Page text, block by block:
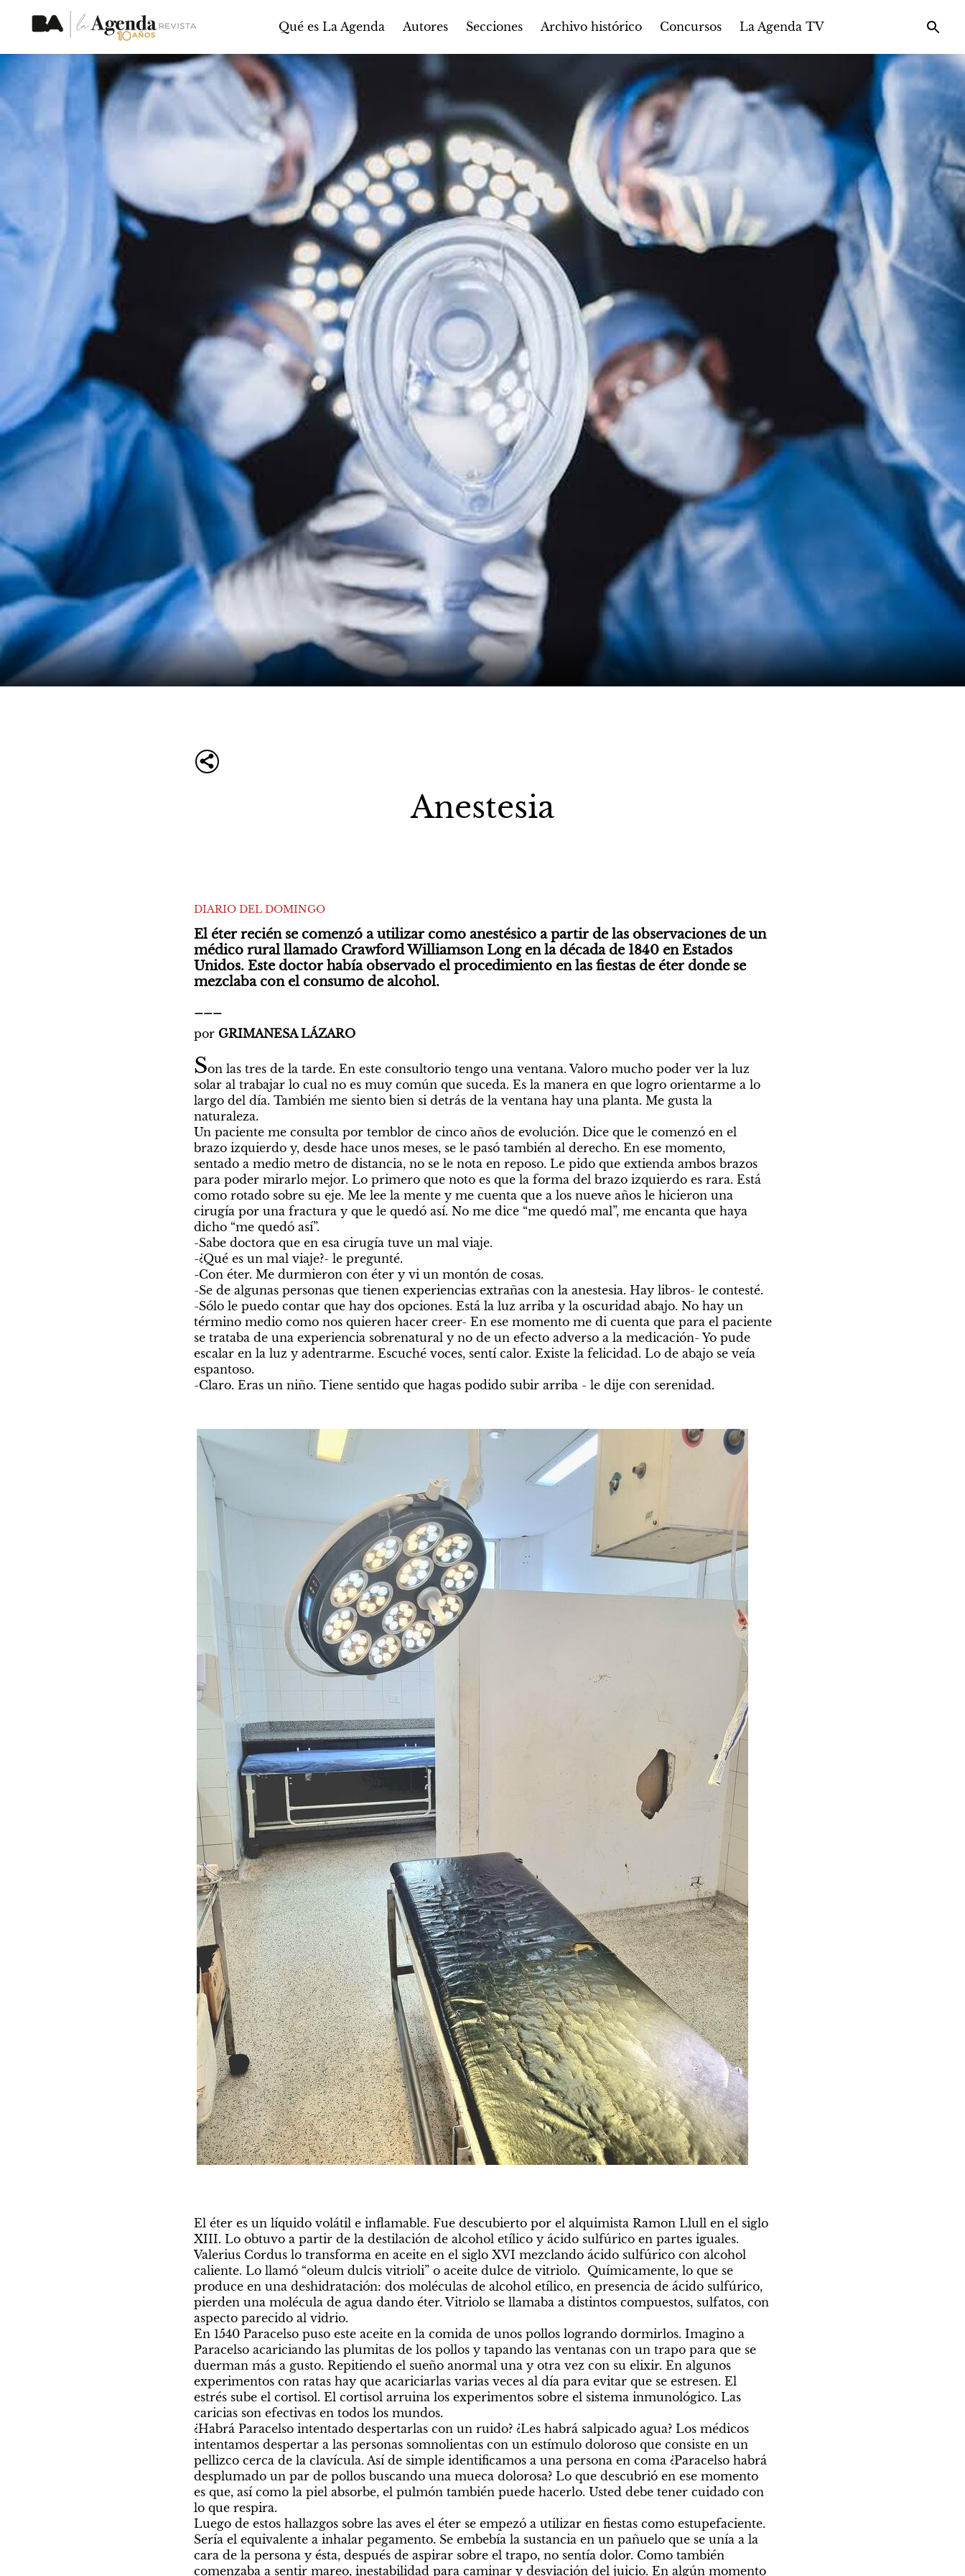
Qué es La Agenda Autores Secciones Archivo histórico Concursos La Agenda TV
Anestesia
DIARIO DEL DOMINGO
El éter recién se comenzó a utilizar como anestésico a partir de las observaciones de un
médico rural llamado Crawford Williamson Long en la década de 1840 en Estados
Unidos. Este doctor había observado el procedimiento en las fiestas de éter donde se
mezclaba con el consumo de alcohol.
por GRIMANESA LÁZARO
Son las tres de la tarde. En este consultorio tengo una ventana. Valoro mucho poder ver la luz
solar al trabajar lo cual no es muy común que suceda. Es la manera en que logro orientarme a lo
largo del día. También me siento bien si detrás de la ventana hay una planta. Me gusta la
naturaleza.
Un paciente me consulta por temblor de cinco años de evolución. Dice que le comenzó en el
brazo izquierdo y, desde hace unos meses, se le pasó también al derecho. En ese momento,
sentado a medio metro de distancia, no se le nota en reposo. Le pido que extienda ambos brazos
para poder mirarlo mejor. Lo primero que noto es que la forma del brazo izquierdo es rara. Está
como rotado sobre su eje. Me lee la mente y me cuenta que a los nueve años le hicieron una
cirugía por una fractura y que le quedó así. No me dice “me quedó mal”, me encanta que haya
dicho “me quedó así”.
-Sabe doctora que en esa cirugía tuve un mal viaje.
-¿Qué es un mal viaje?- le pregunté.
-Con éter. Me durmieron con éter y vi un montón de cosas.
-Se de algunas personas que tienen experiencias extrañas con la anestesia. Hay libros- le contesté.
-Sólo le puedo contar que hay dos opciones. Está la luz arriba y la oscuridad abajo. No hay un
término medio como nos quieren hacer creer- En ese momento me di cuenta que para el paciente
se trataba de una experiencia sobrenatural y no de un efecto adverso a la medicación- Yo pude
escalar en la luz y adentrarme. Escuché voces, sentí calor. Existe la felicidad. Lo de abajo se veía
espantoso.
-Claro. Eras un niño. Tiene sentido que hagas podido subir arriba - le dije con serenidad.
El éter es un líquido volátil e inflamable. Fue descubierto por el alquimista Ramon Llull en el siglo
XIII. Lo obtuvo a partir de la destilación de alcohol etílico y ácido sulfúrico en partes iguales.
Valerius Cordus lo transforma en aceite en el siglo XVI mezclando ácido sulfúrico con alcohol
caliente. Lo llamó “oleum dulcis vitrioli” o aceite dulce de vitriolo.  Químicamente, lo que se
produce en una deshidratación: dos moléculas de alcohol etílico, en presencia de ácido sulfúrico,
pierden una molécula de agua dando éter. Vitriolo se llamaba a distintos compuestos, sulfatos, con
aspecto parecido al vidrio.
En 1540 Paracelso puso este aceite en la comida de unos pollos logrando dormirlos. Imagino a
Paracelso acariciando las plumitas de los pollos y tapando las ventanas con un trapo para que se
duerman más a gusto. Repitiendo el sueño anormal una y otra vez con su elixir. En algunos
experimentos con ratas hay que acariciarlas varias veces al día para evitar que se estresen. El
estrés sube el cortisol. El cortisol arruina los experimentos sobre el sistema inmunológico. Las
caricias son efectivas en todos los mundos.
¿Habrá Paracelso intentado despertarlas con un ruido? ¿Les habrá salpicado agua? Los médicos
intentamos despertar a las personas somnolientas con un estímulo doloroso que consiste en un
pellizco cerca de la clavícula. Así de simple identificamos a una persona en coma ¿Paracelso habrá
desplumado un par de pollos buscando una mueca dolorosa? Lo que descubrió en ese momento
es que, así como la piel absorbe, el pulmón también puede hacerlo. Usted debe tener cuidado con
lo que respira.
Luego de estos hallazgos sobre las aves el éter se empezó a utilizar en fiestas como estupefaciente.
Sería el equivalente a inhalar pegamento. Se embebía la sustancia en un pañuelo que se unía a la
cara de la persona y ésta, después de aspirar sobre el trapo, no sentía dolor. Como también
comenzaba a sentir mareo, inestabilidad para caminar y desviación del juicio. En algún momento